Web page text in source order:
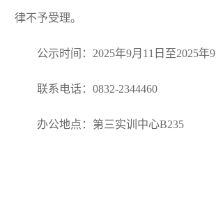
律不予受理。
公示时间： 2025年9月 11 日至2025年9
联系电话： 0832-2344460
办公地点：第三实训中心B235